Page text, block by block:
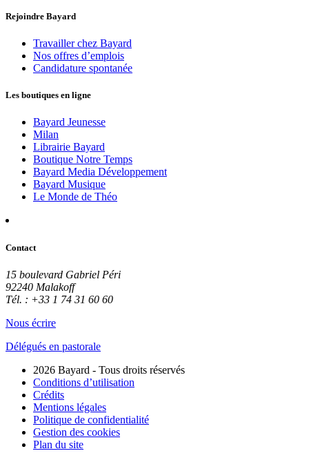
Rejoindre Bayard
Travailler chez Bayard
Nos offres d’emplois
Candidature spontanée
Les boutiques en ligne
Bayard Jeunesse
Milan
Librairie Bayard
Boutique Notre Temps
Bayard Media Développement
Bayard Musique
Le Monde de Théo
Contact
15 boulevard Gabriel Péri
92240 Malakoff
Tél. : +33 1 74 31 60 60
Nous écrire
Délégués en pastorale
2026 Bayard - Tous droits réservés
Conditions d’utilisation
Crédits
Mentions légales
Politique de confidentialité
Gestion des cookies
Plan du site